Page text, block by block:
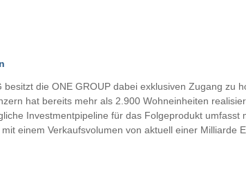
die ONE GROUP dabei exklusiven Zugang zu
hat bereits mehr als 2.900 Wohneinheiten
Investmentpipeline für das Folgeprodukt umfasst
einem Verkaufsvolumen von aktuell einer Milliarde